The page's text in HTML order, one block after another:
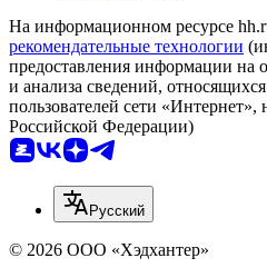
На информационном ресурсе
рекомендательные технологии
предоставления информации на
и анализа сведений,
пользователей сети
Российской Федерации)
Русский
© 2026 ООО «Хэдхантер»